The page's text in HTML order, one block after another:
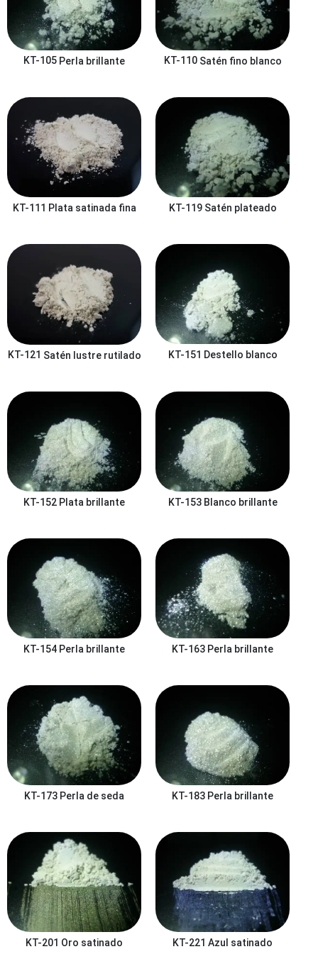
KT-105 Perla brillante KT-110 Satén fino blanco
KT-111 Plata satinada fina KT-119 Satén plateado
KT-121 Satén lustre rutilado KT-151 Destello blanco
KT-152 Plata brillante KT-153 Blanco brillante
KT-154 Perla brillante KT-163 Perla brillante
KT-173 Perla de seda KT-183 Perla brillante
KT-201 Oro satinado KT-221 Azul satinado